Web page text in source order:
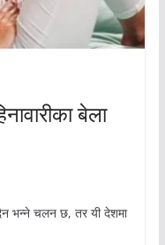
बेला
भन्ने चलन छ, तर यी देशमा